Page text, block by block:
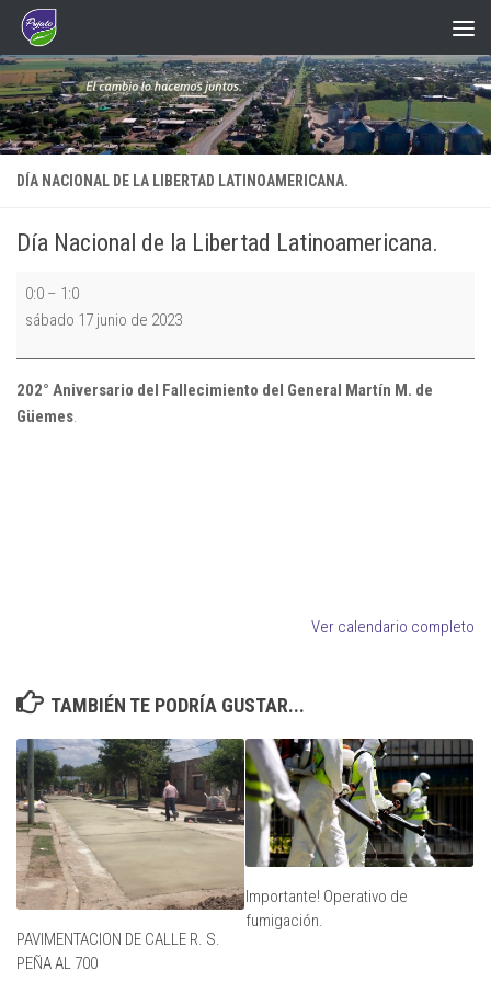
Saltar al contenido
DÍA NACIONAL DE LA LIBERTAD LATINOAMERICANA.
Día Nacional de la Libertad Latinoamericana.
Día
Nacional
la
Libertad
Latinoamericana.
0:0 – 1:0
sábado 17 junio de 2023
202° Aniversario del Fallecimiento del General Martín M. de
Güemes.
Ver calendario completo
TAMBIÉN TE PODRÍA GUSTAR...
PAVIMENTACION DE CALLE R. S.
PEÑA AL 700
Importante! Operativo de
fumigación.